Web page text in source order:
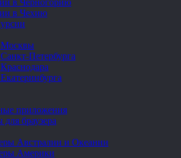
в Черногорию
в Чехию
Москвы
Петербурга
приложения
браузера
Австралии и Океании
Америки